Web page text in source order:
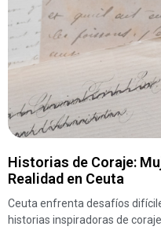
Historias de Coraje:
Realidad en Ceuta
Ceuta enfrenta desafíos
historias inspiradoras de